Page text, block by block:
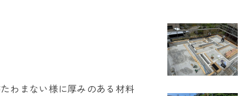
わまない様に厚みのある材料